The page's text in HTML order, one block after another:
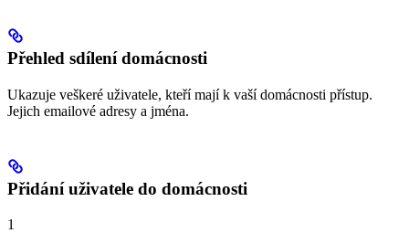
Přehled sdílení domácnosti
Ukazuje veškeré uživatele, kteří mají k vaší domácnosti přístup.
Jejich emailové adresy a jména.
Přidání uživatele do domácnosti
1